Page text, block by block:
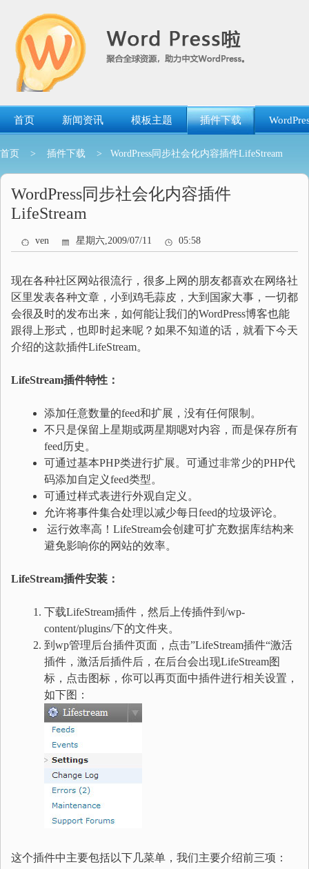
首页 新闻资讯 模板主题 插件下载
首页 > 插件下载 > WordPress同步社会化内容插件LifeStream
WordPress同步社会化内容插件
LifeStream
ven 星期六,2009/07/11 05:58
现在各种社区网站很流行，很多上网的朋友都喜欢在网络社
区里发表各种文章，小到鸡毛蒜皮，大到国家大事，一切都
会很及时的发布出来，如何能让我们的WordPress博客也能
跟得上形式，也即时起来呢？如果不知道的话，就看下今天
介绍的这款插件LifeStream。
LifeStream插件特性：
添加任意数量的feed和扩展，没有任何限制。
不只是保留上星期或两星期嗯对内容，而是保存所有
feed历史。
可通过基本PHP类进行扩展。可通过非常少的PHP代
码添加自定义feed类型。
可通过样式表进行外观自定义。
允许将事件集合处理以减少每日feed的垃圾评论。
运行效率高！LifeStream会创建可扩充数据库结构来
避免影响你的网站的效率。
LifeStream插件安装：
下载LifeStream插件，然后上传插件到/wp-
content/plugins/下的文件夹。
到wp管理后台插件页面，点击”LifeStream插件“激活
插件，激活后插件后，在后台会出现LifeStream图
标，点击图标，你可以再页面中插件进行相关设置，
如下图：
这个插件中主要包括以下几菜单，我们主要介绍前三项：